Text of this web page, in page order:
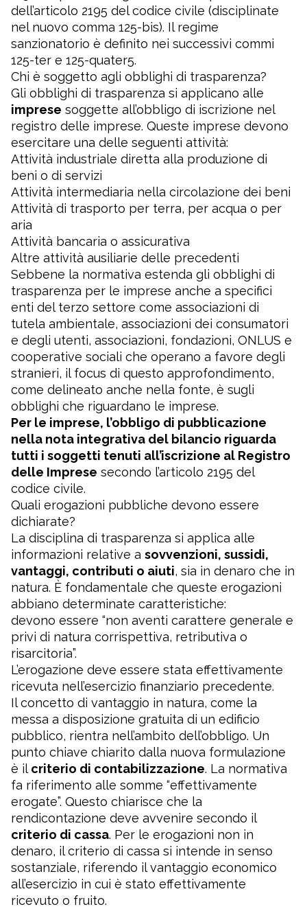
dell’articolo 2195 del codice civile (disciplinate
nel nuovo comma 125-bis). Il regime
sanzionatorio è definito nei successivi commi
125-ter e 125-quater5.
Chi è soggetto agli obblighi di trasparenza?
Gli obblighi di trasparenza si applicano alle
imprese soggette all’obbligo di iscrizione nel
registro delle imprese. Queste imprese devono
esercitare una delle seguenti attività:
Attività industriale diretta alla produzione di
beni o di servizi
Attività intermediaria nella circolazione dei beni
Attività di trasporto per terra, per acqua o per
aria
Attività bancaria o assicurativa
Altre attività ausiliarie delle precedenti
Sebbene la normativa estenda gli obblighi di
trasparenza per le imprese anche a specifici
enti del terzo settore come associazioni di
tutela ambientale, associazioni dei consumatori
e degli utenti, associazioni, fondazioni, ONLUS e
cooperative sociali che operano a favore degli
stranieri, il focus di questo approfondimento,
come delineato anche nella fonte, è sugli
obblighi che riguardano le imprese.
Per le imprese, l’obbligo di pubblicazione
nella nota integrativa del bilancio riguarda
tutti i soggetti tenuti all’iscrizione al Registro
delle Imprese secondo l’articolo 2195 del
codice civile.
Quali erogazioni pubbliche devono essere
dichiarate?
La disciplina di trasparenza si applica alle
informazioni relative a sovvenzioni, sussidi,
vantaggi, contributi o aiuti, sia in denaro che in
natura. È fondamentale che queste erogazioni
abbiano determinate caratteristiche:
devono essere “non aventi carattere generale e
privi di natura corrispettiva, retributiva o
risarcitoria”.
L’erogazione deve essere stata effettivamente
ricevuta nell’esercizio finanziario precedente.
Il concetto di vantaggio in natura, come la
messa a disposizione gratuita di un edificio
pubblico, rientra nell’ambito dell’obbligo. Un
punto chiave chiarito dalla nuova formulazione
è il criterio di contabilizzazione. La normativa
fa riferimento alle somme “effettivamente
erogate”. Questo chiarisce che la
rendicontazione deve avvenire secondo il
criterio di cassa. Per le erogazioni non in
denaro, il criterio di cassa si intende in senso
sostanziale, riferendo il vantaggio economico
all’esercizio in cui è stato effettivamente
ricevuto o fruito.